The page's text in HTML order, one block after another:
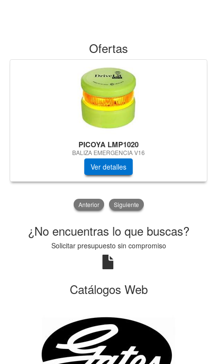
Ofertas
PICOYA LMP1020
BALIZA EMERGENCIA V16
Ver detalles
Anterior Siguiente
¿No encuentras lo que buscas?
Solicitar presupuesto sin compromiso
Catálogos Web